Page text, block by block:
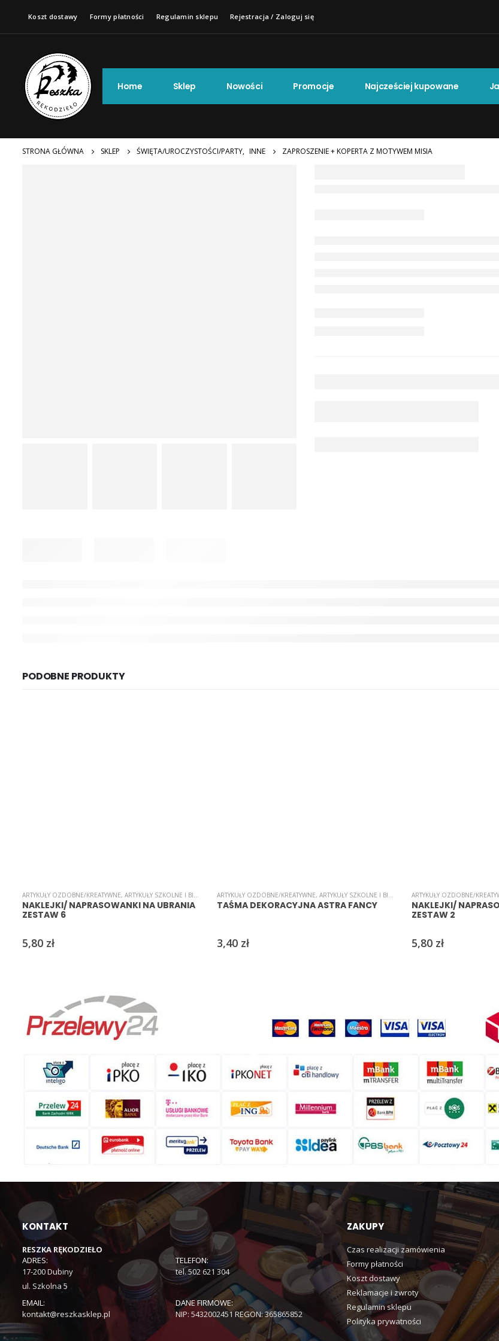
Koszt dostawy Formy płatności Regulamin sklepu Rejestracja / Zaloguj się
Home Sklep Nowości Promocje Najcześciej kupowane
STRONA GŁÓWNA SKLEP ŚWIĘTA/UROCZYSTOŚCI/PARTY, INNE ZAPROSZENIE + KOPERTA Z MOTYWEM MISIA
PODOBNE PRODUKTY
ARTYKUŁY OZDOBNE/KREATYWNE, ARTYKUŁY SZKOLNE I BIUROWE ,INNE,NAKLEJKI,NAKLEJKI,SAMOPRZYLEPNE ,ŚWIĘTA/UROCZYSTOŚCI/PARTY
NAKLEJKI/ NAPRASOWANKI NA UBRANIA
ZESTAW 6
5,80 zł
ARTYKUŁY OZDOBNE/KREATYWNE, ARTYKUŁY SZKOLNE I BIUROWE ,INNE,SAMOPRZYLEPNE,
TAŚMA DEKORACYJNA ASTRA FANCY
3,40 zł
ARTYKUŁY OZDOBNE/
NAKLEJKI/
ZESTAW 2
5,80 zł
KONTAKT
RESZKA RĘKODZIEŁO
ADRES:
17-200 Dubiny
ul. Szkolna 5
TELEFON:
tel. 502 621 304
EMAIL:
kontakt@reszkasklep.pl
DANE FIRMOWE:
NIP: 5432002451 REGON: 365865852
ZAKUPY
Czas realizacji zamówienia
Formy płatności
Koszt dostawy
Reklamacje i zwroty
Regulamin sklepu
Polityka prywatności